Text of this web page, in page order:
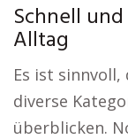
Schnell
Alltag
Es ist sinnvoll,
diverse
überblicken.